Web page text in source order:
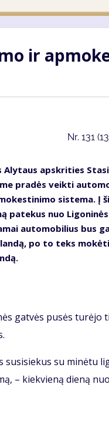
ir
Nr. 131
Aly­taus ap­skri­ties
pra­dės veik­ti
sis­te­ma. Į
pa­te­kus nuo Li­go­ni­nės
au­to­mo­bi­lius bus
po to teks
gat­vės pu­sės tu­rė­jo
su­si­sie­kus su mi­nė­tu
– kiek­vie­ną die­ną